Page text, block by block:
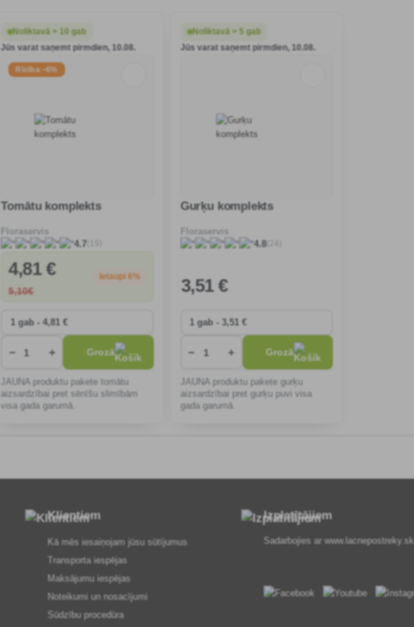
Noliktavā > 10 gab
Jūs varat saņemt pirmdien, 10.08.
Rīcība −6%
Tomātu komplekts
Floraservis
4.7
4,81 €
5,10€
Ietaupi 6%
− + Grozā
JAUNA produktu pakete tomātu
aizsardzībai pret sēnīšu slimībām
visa gada garumā.
Noliktavā > 5 gab
Jūs varat saņemt pirmdien, 10.08.
Gurķu komplekts
Floraservis
4.8(24)
3,51 €
− + Grozā
JAUNA produktu pakete gurķu
aizsardzībai pret gurķu puvi visa
gada garumā.
Klientiem
Kā mēs iesaiņojam jūsu sūtījumus
Transporta iespējas
Maksājumu iespējas
Noteikumi un nosacījumi
Sūdzību procedūra
Izplatītājiem
Sadarbojies arwww.lacnepostreky.sk